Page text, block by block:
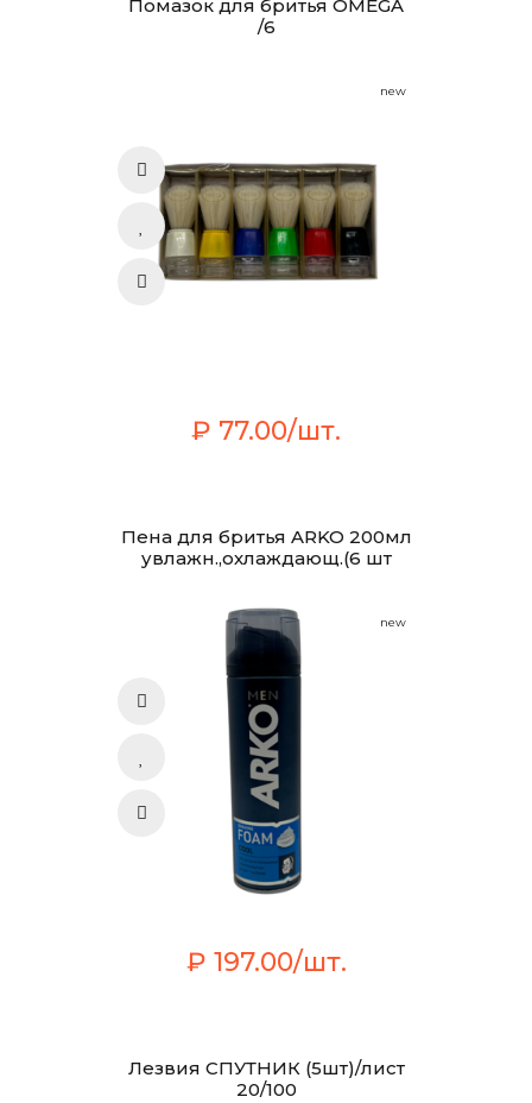
Помазок для бритья OMEGA
/6
new
₽ 77.00/шт.
Пена для бритья ARKO 200мл
увлажн.,охлаждающ.(6 шт
new
₽ 197.00/шт.
Лезвия СПУТНИК (5шт)/лист
20/100